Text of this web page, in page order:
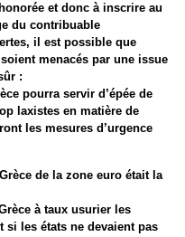
et donc à inscrire au
du contribuable
il est possible que
menacés par une issue
:
pourra servir d’épée de
laxistes en matière de
les mesures d’urgence
de la zone euro était la
à taux usurier les
si les états ne devaient pas